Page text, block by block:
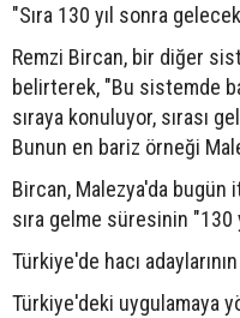
"Sıra 130 yıl sonra
Remzi Bircan, bir diğer
belirterek, "Bu sistemde
sıraya konuluyor, sırası
Bunun en bariz örneği
Bircan, Malezya'da bugün
sıra gelme süresinin "130
Türkiye'de hacı
Türkiye'deki uygulamaya